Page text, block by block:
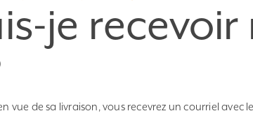
je recevoir
vue de sa livraison, vous recevrez un courriel avec